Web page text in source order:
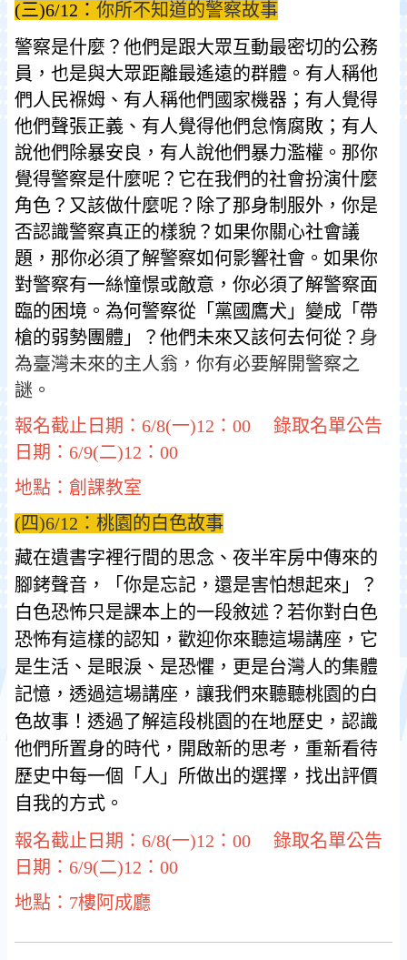
(三)6/12： 你所不知道的警察故事
警察是什麼？他們是跟大眾互動最密切的公務
員，也是與大眾距離最遙遠的群體。有人稱他
們人民褓姆、有人稱他們國家機器；有人覺得
他們聲張正義、有人覺得他們怠惰腐敗；有人
說他們除暴安良，有人說他們暴力濫權。那你
覺得警察是什麼呢？它在我們的社會扮演什麼
角色？又該做什麼呢？除了那身制服外，你是
否認識警察真正的樣貌？如果你關心社會議
題，那你必須了解警察如何影響社會。如果你
對警察有一絲憧憬或敵意，你必須了解警察面
臨的困境。為何警察從「黨國鷹犬」變成「帶
槍的弱勢團體」？他們未來又該何去何從？ 身
為臺灣未來的主人翁，你有必要解開警察之
謎。
報名截止日期：6/8(一)12：00 錄取名單公告
日期：6/9(二)12：00
地點：創課教室
(四)6/12：桃園的白色故事
藏在遺書字裡行間的思念、夜半牢房中傳來的
腳銬聲音，「你是忘記，還是害怕想起來」？
白色恐怖只是課本上的一段敘述？若你對白色
恐怖有這樣的認知，歡迎你來聽這場講座，它
是生活、是眼淚、是恐懼，更是台灣人的集體
記憶，透過這場講座，讓我們來聽聽桃園的白
色故事！透過了解這段桃園的在地歷史，認識
他們所置身的時代，開啟新的思考，重新看待
歷史中每一個「人」所做出的選擇，找出評價
自我的方式。
報名截止日期：6/8(一)12：00 錄取名單公告
日期：6/9(二)12：00
​​​​​​​地點：7樓阿成廳